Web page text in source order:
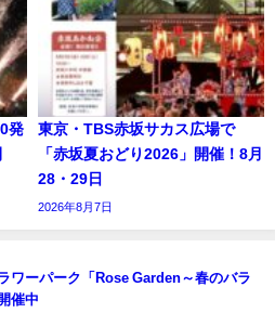
発
東京・TBS赤坂サカス広場で
「赤坂夏おどり2026」開催！8月
28・29日
2026年8月7日
ワーパーク「Rose Garden～春のバラ
催中